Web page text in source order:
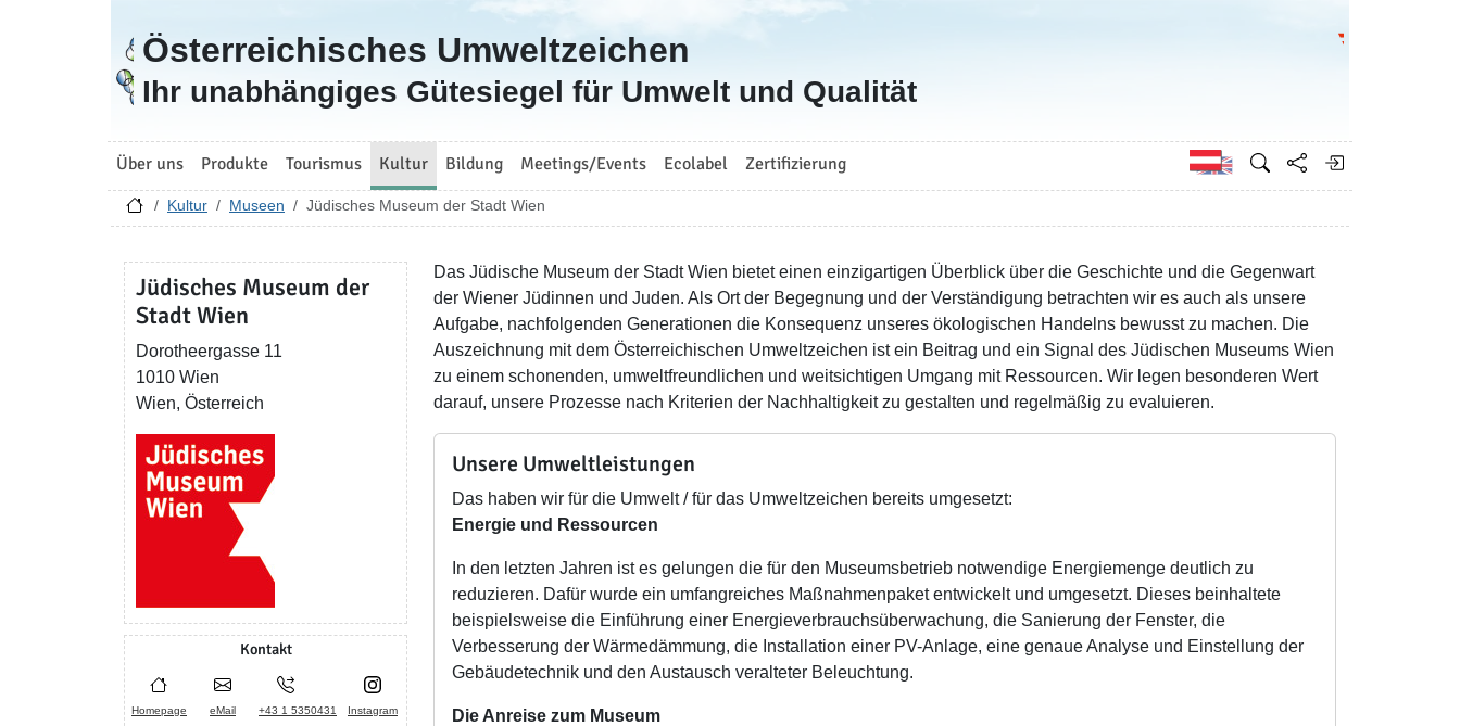
Zur Startseite
Österreichisches Umweltzeichen
Ihr unabhängiges Gütesiegel für Umwelt und Qualität
Über uns Produkte Tourismus Kultur Bildung Meetings/Events Ecolabel Zertifizierung Englisch
Kultur Museen Jüdisches Museum der Stadt Wien
Jüdisches Museum der
Stadt Wien
Dorotheergasse 11
1010 Wien
Wien, Österreich
Kontakt
Homepage eMail +43 1 5350431 Instagram
Das Jüdische Museum der Stadt Wien bietet einen einzigartigen Überblick über die Geschichte und die Gegenwart
der Wiener Jüdinnen und Juden. Als Ort der Begegnung und der Verständigung betrachten wir es auch als unsere
Aufgabe, nachfolgenden Generationen die Konsequenz unseres ökologischen Handelns bewusst zu machen. Die
Auszeichnung mit dem Österreichischen Umweltzeichen ist ein Beitrag und ein Signal des Jüdischen Museums Wien
zu einem schonenden, umweltfreundlichen und weitsichtigen Umgang mit Ressourcen. Wir legen besonderen Wert
darauf, unsere Prozesse nach Kriterien der Nachhaltigkeit zu gestalten und regelmäßig zu evaluieren.
Unsere Umweltleistungen
Das haben wir für die Umwelt / für das Umweltzeichen bereits umgesetzt:
Energie und Ressourcen
In den letzten Jahren ist es gelungen die für den Museumsbetrieb notwendige Energiemenge deutlich zu
reduzieren. Dafür wurde ein umfangreiches Maßnahmenpaket entwickelt und umgesetzt. Dieses beinhaltete
beispielsweise die Einführung einer Energieverbrauchsüberwachung, die Sanierung der Fenster, die
Verbesserung der Wärmedämmung, die Installation einer PV-Anlage, eine genaue Analyse und Einstellung der
Gebäudetechnik und den Austausch veralteter Beleuchtung.
Die Anreise zum Museum